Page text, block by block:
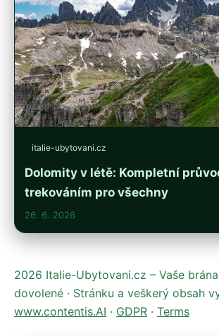
italie-ubytovani.cz
Dolomity v létě: Kompletní
trekováním pro všechny
26. 6. 2026
2026 Italie-Ubytovani.cz – Vaše
dovolené · Stránku a veškerý obsah
www.contentis.AI · GDPR · Terms